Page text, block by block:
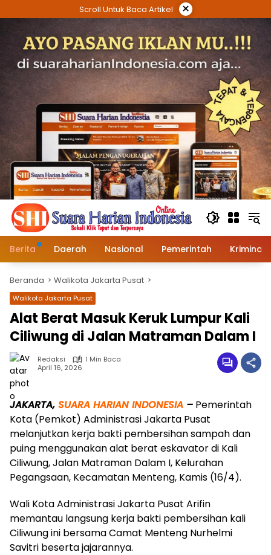
ke
Scroll Untuk Baca Artikel ×
wa.me/087842777025
Berita Daerah Nasional Pemerintah Kriminal
Beranda Walikota Jakarta Pusat
Walikota Jakarta Pusat
Alat Berat Masuk Keruk Lumpur Kali
Ciliwung di Jalan Matraman Dalam I
Redaksi
1 Min Baca
April 16, 2026
JAKARTA, SUARA HARIAN INDONESIA – Pemerintah
Kota (Pemkot) Administrasi Jakarta Pusat
melanjutkan kerja bakti pembersihan sampah dan
puing menggunakan alat berat eskavator di Kali
Ciliwung, Jalan Matraman Dalam I, Kelurahan
Pegangsaan, Kecamatan Menteng, Kamis (16/4).
Wali Kota Administrasi Jakarta Pusat Arifin
memantau langsung kerja bakti pembersihan kali
Ciliwung ini bersama Camat Menteng Nurhelmi
Savitri beserta jajarannya.